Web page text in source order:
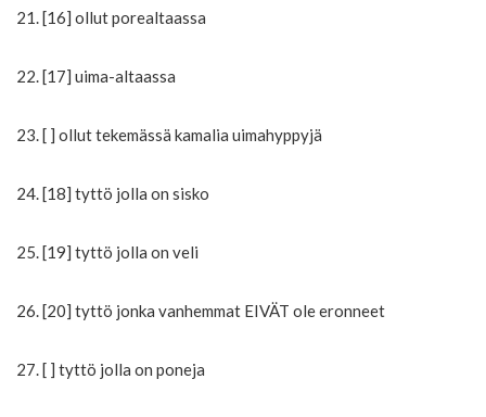
21. [16] ollut porealtaassa
22. [17] uima-altaassa
23. [ ] ollut tekemässä kamalia uimahyppyjä
24. [18] tyttö jolla on sisko
25. [19] tyttö jolla on veli
26. [20] tyttö jonka vanhemmat EIVÄT ole eronneet
27. [ ] tyttö jolla on poneja